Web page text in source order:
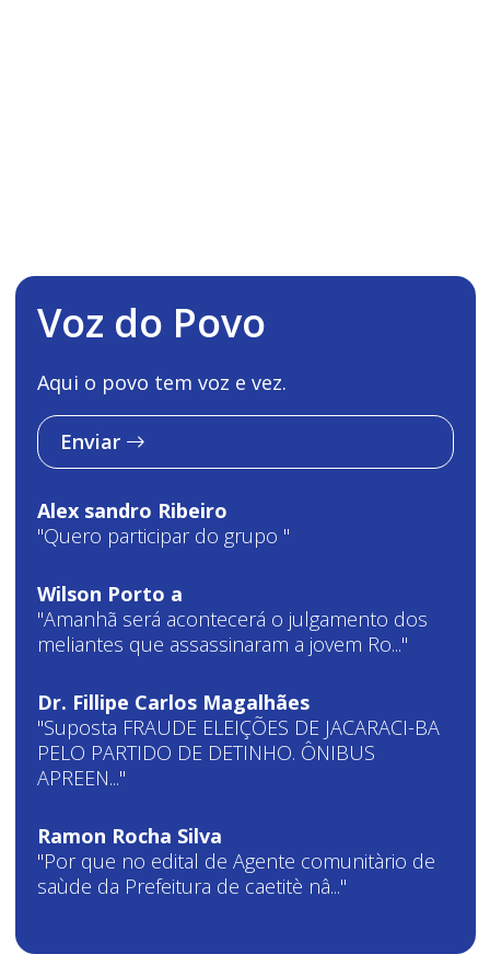
Voz do Povo
Aqui o povo tem voz e vez.
Enviar
Alex sandro Ribeiro
"Quero participar do grupo "
Wilson Porto a
"Amanhã será acontecerá o julgamento dos
meliantes que assassinaram a jovem Ro..."
Dr. Fillipe Carlos Magalhães
"Suposta FRAUDE ELEIÇÕES DE JACARACI-BA
PELO PARTIDO DE DETINHO. ÔNIBUS
APREEN..."
Ramon Rocha Silva
"Por que no edital de Agente comunitàrio de
saùde da Prefeitura de caetitè nâ..."